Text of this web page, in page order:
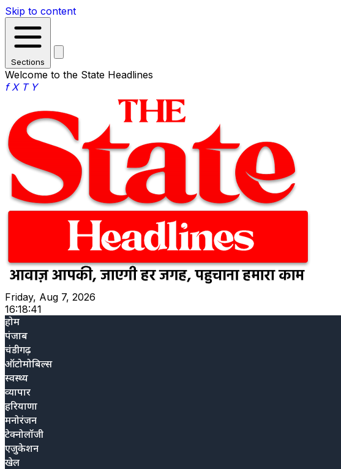
Skip to content
Sections
Welcome to the State Headlines
f X T Y
Friday, Aug 7, 2026
16:18:42
होम
पंजाब
चंडीगढ़
ऑटोमोबिल्स
स्वस्थ्य
व्यापार
हरियाणा
मनोरंजन
टेक्नोलॉजी
एजुकेशन
खेल